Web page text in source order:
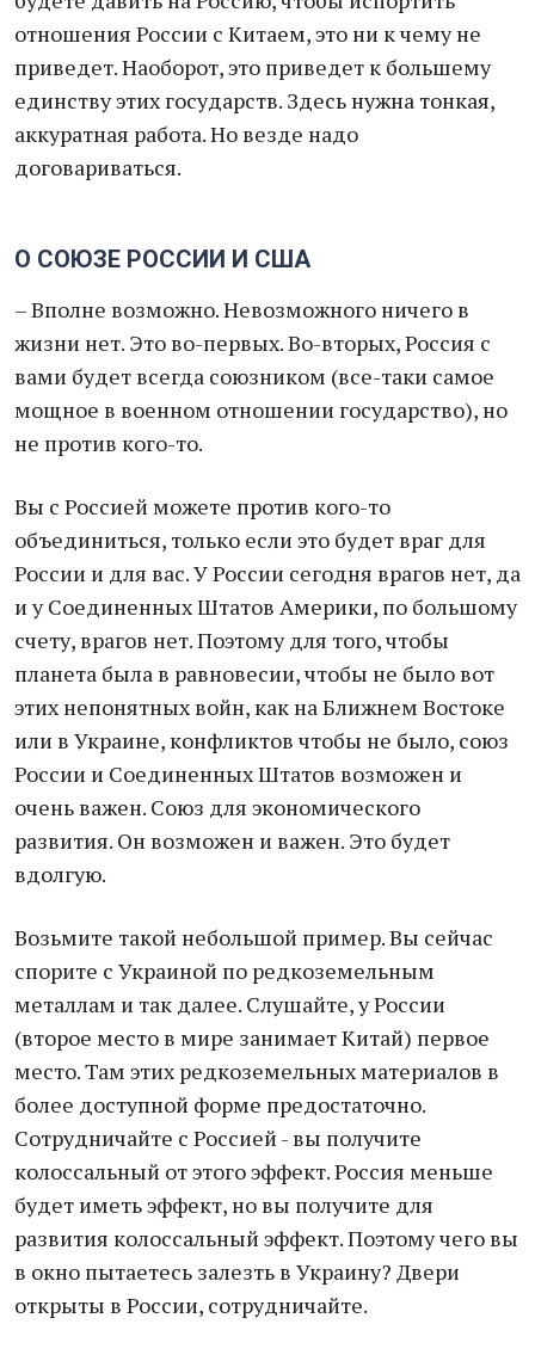
отношения России с Китаем, это ни к чему не
приведет. Наоборот, это приведет к большему
единству этих государств. Здесь нужна тонкая,
аккуратная работа. Но везде надо
договариваться.
О СОЮЗЕ РОССИИ И США
– Вполне возможно. Невозможного ничего в
жизни нет. Это во-первых. Во-вторых, Россия с
вами будет всегда союзником (все-таки самое
мощное в военном отношении государство), но
не против кого-то.
Вы с Россией можете против кого-то
объединиться, только если это будет враг для
России и для вас. У России сегодня врагов нет, да
и у Соединенных Штатов Америки, по большому
счету, врагов нет. Поэтому для того, чтобы
планета была в равновесии, чтобы не было вот
этих непонятных войн, как на Ближнем Востоке
или в Украине, конфликтов чтобы не было, союз
России и Соединенных Штатов возможен и
очень важен. Союз для экономического
развития. Он возможен и важен. Это будет
вдолгую.
Возьмите такой небольшой пример. Вы сейчас
спорите с Украиной по редкоземельным
металлам и так далее. Слушайте, у России
(второе место в мире занимает Китай) первое
место. Там этих редкоземельных материалов в
более доступной форме предостаточно.
Сотрудничайте с Россией - вы получите
колоссальный от этого эффект. Россия меньше
будет иметь эффект, но вы получите для
развития колоссальный эффект. Поэтому чего вы
в окно пытаетесь залезть в Украину? Двери
открыты в России, сотрудничайте.